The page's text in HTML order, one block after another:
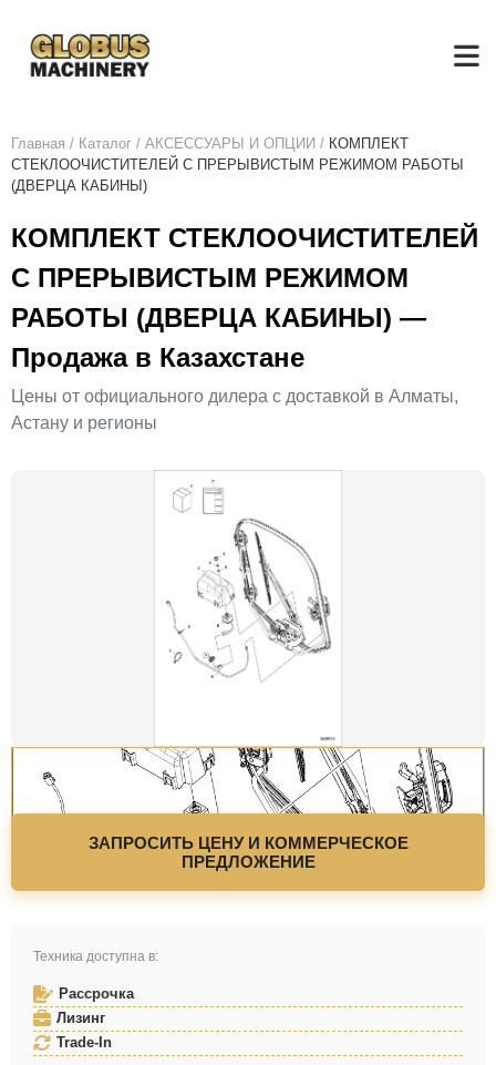
Главная / Каталог / АКСЕСCУАРЫ И ОПЦИИ / КОМПЛЕКТ
СТЕКЛООЧИСТИТЕЛЕЙ С ПРЕРЫВИСТЫМ РЕЖИМОМ РАБОТЫ
(ДВЕРЦА КАБИНЫ)
КОМПЛЕКТ СТЕКЛООЧИСТИТЕЛЕЙ
С ПРЕРЫВИСТЫМ РЕЖИМОМ
РАБОТЫ (ДВЕРЦА КАБИНЫ) —
Продажа в Казахстане
Цены от официального дилера с доставкой в Алматы,
Астану и регионы
ЗАПРОСИТЬ ЦЕНУ И КОММЕРЧЕСКОЕ
ПРЕДЛОЖЕНИЕ
Техника доступна в:
Рассрочка
Лизинг
Trade-In